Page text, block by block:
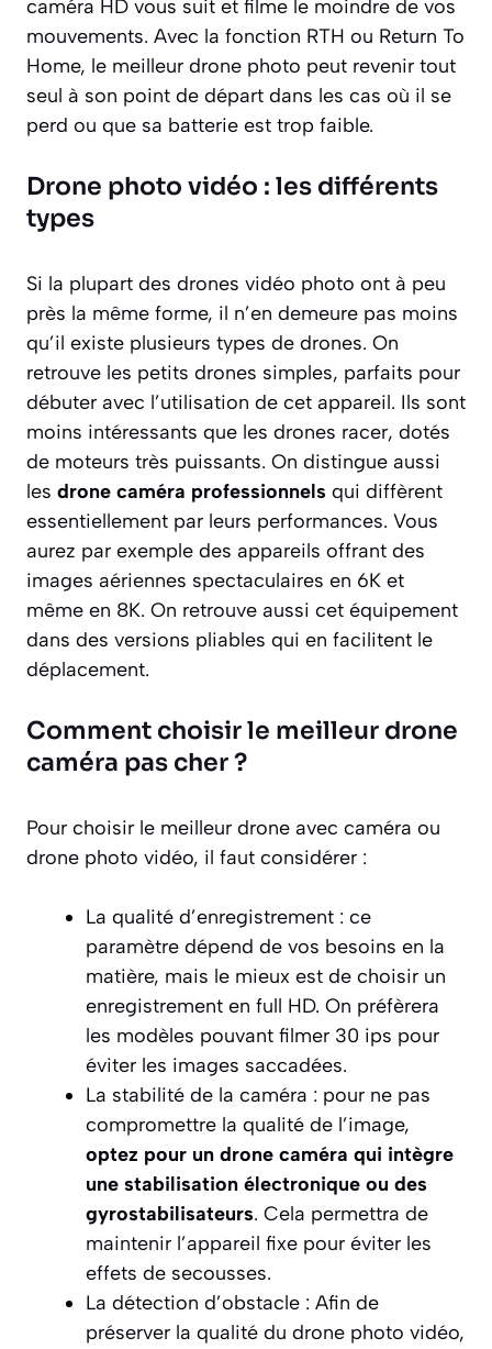
caméra HD vous suit et filme le moindre de vos
mouvements. Avec la fonction RTH ou Return To
Home, le meilleur drone photo peut revenir tout
seul à son point de départ dans les cas où il se
perd ou que sa batterie est trop faible.
Drone photo vidéo : les différents
types
Si la plupart des drones vidéo photo ont à peu
près la même forme, il n’en demeure pas moins
qu’il existe plusieurs types de drones. On
retrouve les petits drones simples, parfaits pour
débuter avec l’utilisation de cet appareil. Ils sont
moins intéressants que les drones racer, dotés
de moteurs très puissants. On distingue aussi
les drone caméra professionnels qui diffèrent
essentiellement par leurs performances. Vous
aurez par exemple des appareils offrant des
images aériennes spectaculaires en 6K et
même en 8K. On retrouve aussi cet équipement
dans des versions pliables qui en facilitent le
déplacement.
Comment choisir le meilleur drone
caméra pas cher ?
Pour choisir le meilleur drone avec caméra ou
drone photo vidéo, il faut considérer :
La qualité d’enregistrement : ce
paramètre dépend de vos besoins en la
matière, mais le mieux est de choisir un
enregistrement en full HD. On préfèrera
les modèles pouvant filmer 30 ips pour
éviter les images saccadées.
La stabilité de la caméra : pour ne pas
compromettre la qualité de l’image,
optez pour un drone caméra qui intègre
une stabilisation électronique ou des
gyrostabilisateurs. Cela permettra de
maintenir l’appareil fixe pour éviter les
effets de secousses.
La détection d’obstacle : Afin de
préserver la qualité du drone photo vidéo,